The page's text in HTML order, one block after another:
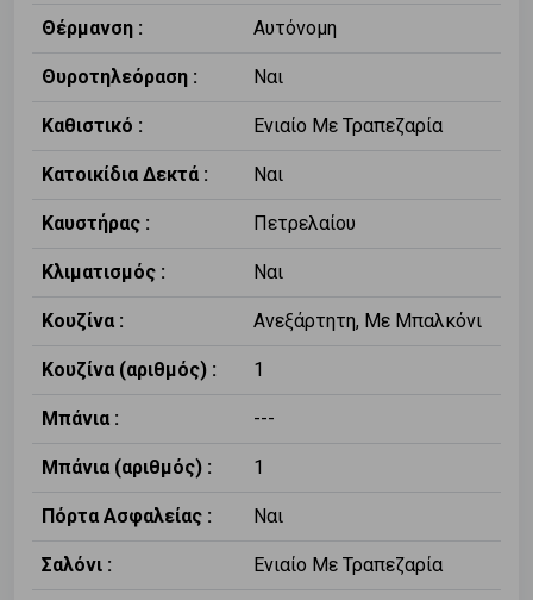
Θέρμανση : Αυτόνομη
Θυροτηλεόραση : Ναι
Καθιστικό : Ενιαίο Με Τραπεζαρία
Κατοικίδια Δεκτά : Ναι
Καυστήρας : Πετρελαίου
Κλιματισμός : Ναι
Κουζίνα : Ανεξάρτητη, Με Μπαλκόνι
Κουζίνα (αριθμός) : 1
Μπάνια : ---
Μπάνια (αριθμός) : 1
Πόρτα Ασφαλείας : Ναι
Σαλόνι : Ενιαίο Με Τραπεζαρία